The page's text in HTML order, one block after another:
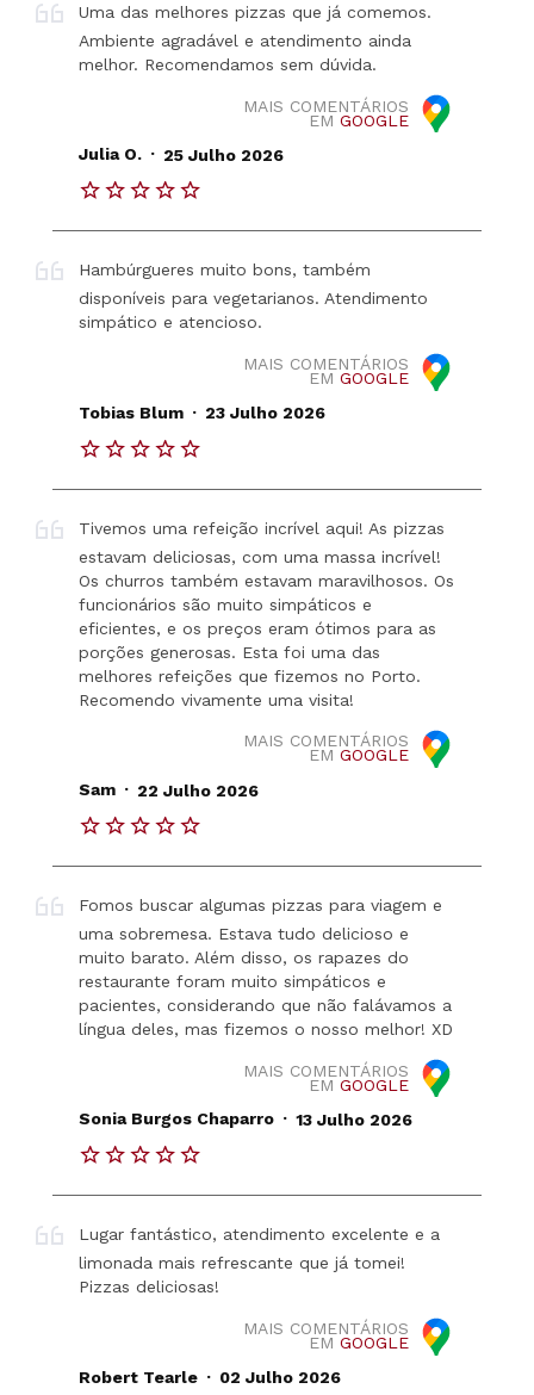
Uma das melhores pizzas que já comemos.
Ambiente agradável e atendimento ainda
melhor. Recomendamos sem dúvida.
MAIS COMENTÁRIOS
EM GOOGLE
Julia O. . 25 Julho 2026
Hambúrgueres muito bons, também
disponíveis para vegetarianos. Atendimento
simpático e atencioso.
MAIS COMENTÁRIOS
EM GOOGLE
Tobias Blum . 23 Julho 2026
Tivemos uma refeição incrível aqui! As pizzas
estavam deliciosas, com uma massa incrível!
Os churros também estavam maravilhosos. Os
funcionários são muito simpáticos e
eficientes, e os preços eram ótimos para as
porções generosas. Esta foi uma das
melhores refeições que fizemos no Porto.
Recomendo vivamente uma visita!
MAIS COMENTÁRIOS
EM GOOGLE
Sam . 22 Julho 2026
Fomos buscar algumas pizzas para viagem e
uma sobremesa. Estava tudo delicioso e
muito barato. Além disso, os rapazes do
restaurante foram muito simpáticos e
pacientes, considerando que não falávamos a
língua deles, mas fizemos o nosso melhor! XD
MAIS COMENTÁRIOS
EM GOOGLE
Sonia Burgos Chaparro . 13 Julho 2026
Lugar fantástico, atendimento excelente e a
limonada mais refrescante que já tomei!
Pizzas deliciosas!
MAIS COMENTÁRIOS
EM GOOGLE
Robert Tearle . 02 Julho 2026